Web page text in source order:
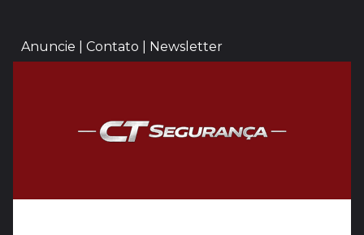
Anuncie | Contato | Newsletter